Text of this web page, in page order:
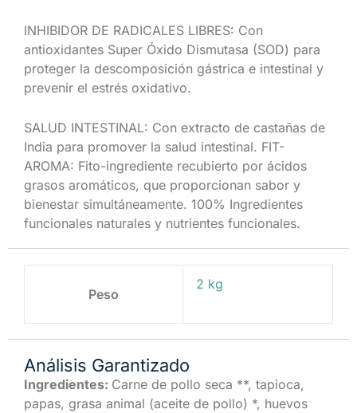
INHIBIDOR DE RADICALES LIBRES: Con
antioxidantes Super Óxido Dismutasa (SOD) para
proteger la descomposición gástrica e intestinal y
prevenir el estrés oxidativo.
SALUD INTESTINAL: Con extracto de castañas de
India para promover la salud intestinal. FIT-
AROMA: Fito-ingrediente recubierto por ácidos
grasos aromáticos, que proporcionan sabor y
bienestar simultáneamente. 100% Ingredientes
funcionales naturales y nutrientes funcionales.
Peso
2 kg
Análisis Garantizado
Ingredientes: Carne de pollo seca **, tapioca,
papas, grasa animal (aceite de pollo) *, huevos